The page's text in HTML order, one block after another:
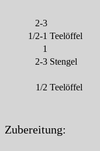
2-3
1/2-1 Teelöffel
1
2-3 Stengel
1/2 Teelöffel
Zubereitung: